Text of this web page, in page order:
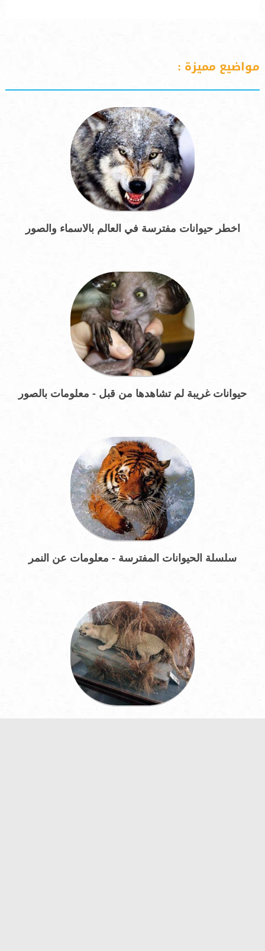
مواضيع مميزة :
اخطر حيوانات مفترسة في العالم بالاسماء والصور
حيوانات غريبة لم تشاهدها من قبل - معلومات بالصور
سلسلة الحيوانات المفترسة - معلومات عن النمر